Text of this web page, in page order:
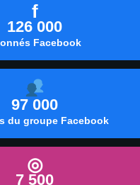
f
126 000
Facebook
97 000
du groupe Facebook
◎
7 500